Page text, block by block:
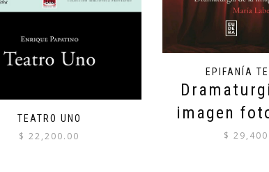
TEATRO UNO
$ 22,200.00
EPIFANÍA
imagen
$